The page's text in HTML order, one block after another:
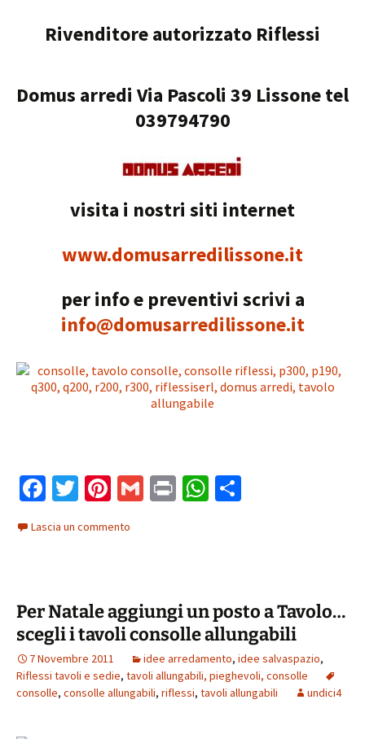
Rivenditore autorizzato Riflessi
Domus arredi Via Pascoli 39 Lissone tel
039794790
visita i nostri siti internet
www.domusarredilissone.it
per info e preventivi scrivi a
info@domusarredilissone.it
Fa
ce
b
k
T
tt
Pi
nt
er
G
Pr W
p di
Lascia un commento
Per Natale aggiungi un posto a Tavolo…
scegli i tavoli consolle allungabili
7 Novembre 2011 idee arredamento, idee salvaspazio,
Riflessi tavoli e sedie, tavoli allungabili, pieghevoli, consolle
consolle, consolle allungabili, riflessi, tavoli allungabili undici4